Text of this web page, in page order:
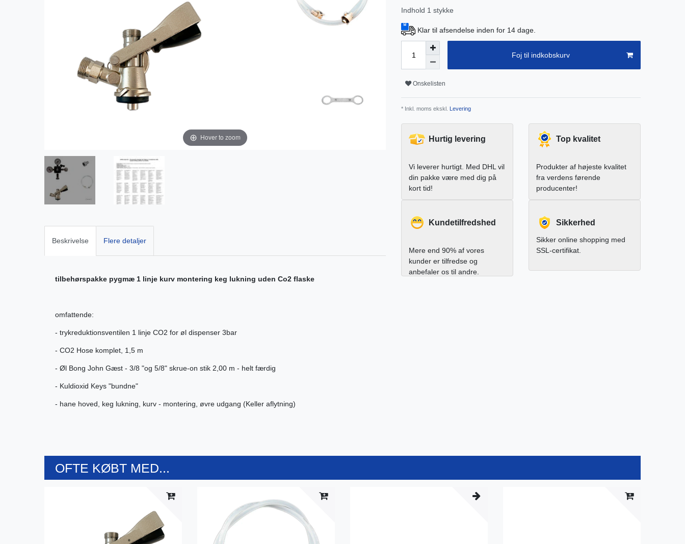
Hover to zoom
Beskrivelse Flere detaljer
tilbehørspakke pygmæ 1 linje kurv montering keg lukning uden Co2 flaske
omfattende:
- trykreduktionsventilen 1 linje CO2 for øl dispenser 3bar
- CO2 Hose komplet, 1,5 m
- Øl Bong John Gæst - 3/8 "og 5/8" skrue-on stik 2,00 m - helt færdig
- Kuldioxid Keys "bundne"
- hane hoved, keg lukning, kurv - montering, øvre udgang (Keller aflytning)
Indhold 1 stykke
Klar til afsendelse inden for 14 dage.
Foj til indkobskurv
Onskelisten
* Inkl. moms ekskl. Levering
Hurtig levering
Vi leverer hurtigt. Med DHL vil
din pakke være med dig på
kort tid!
Top kvalitet
Produkter af højeste kvalitet
fra verdens førende
producenter!
Kundetilfredshed
Mere end 90% af vores
kunder er tilfredse og
anbefaler os til andre.
Sikkerhed
Sikker online shopping med
SSL-certifikat.
OFTE KØBT MED...